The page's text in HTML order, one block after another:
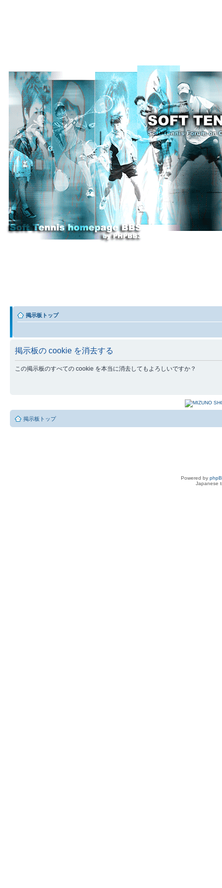
掲示板トップ
掲示板の cookie を消去する
この掲示板のすべての cookie を本当に消去してもよろしいですか？
掲示板トップ
Powered by
Japanese